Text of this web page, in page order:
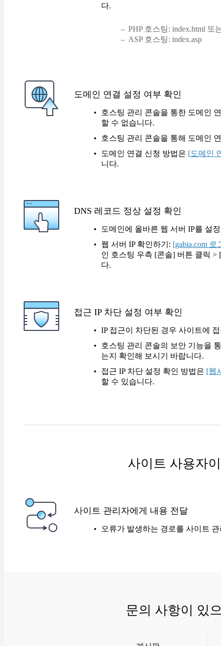
다.
PHP 호스팅: index.html 또
ASP 호스팅: index.asp
도메인 연결 설정 여부 확인
호스팅 관리 콘솔을 통한 도메인
할 수 없습니다.
호스팅 관리 콘솔을 통해 도메인
도메인 연결 신청 방법은 [도메인
니다.
DNS 레코드 정상 설정 확인
도메인에 올바른 웹 서버 IP를 설
웹 서버 IP 확인하기: [gabia.com
인 호스팅 우측 [콘솔] 버튼 클릭 >
다.
접근 IP 차단 설정 여부 확인
IP 접근이 차단된 경우 사이트에
호스팅 관리 콘솔의 보안 기능을
는지 확인해 보시기 바랍니다.
접근 IP 차단 설정 확인 방법은 [웹
할 수 있습니다.
사이트 사용자
사이트 관리자에게 내용 전달
오류가 발생하는 경로를 사이트
문의 사항이 있